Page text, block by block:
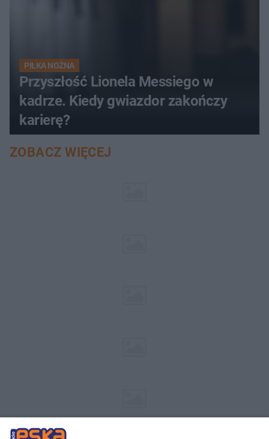
PIŁKA NOŻNA
Przyszłość Lionela Messiego w
kadrze. Kiedy gwiazdor zakończy
karierę?
ZOBACZ WIĘCEJ